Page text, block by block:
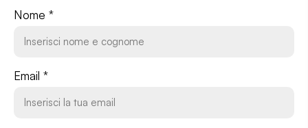
Nome *
Email *